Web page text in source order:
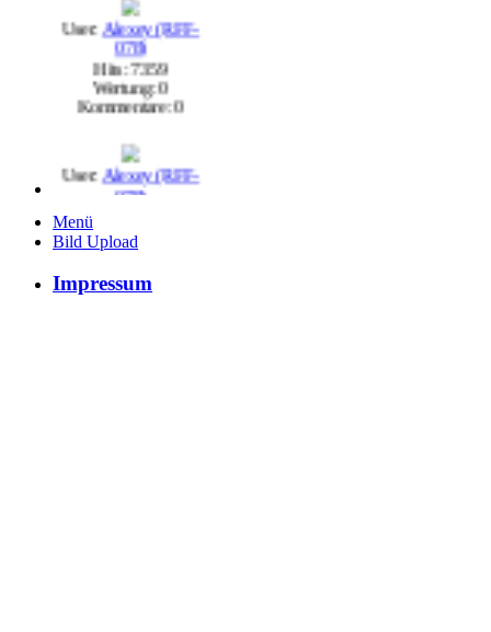
Alexey (RFF-
078)
Hits: 7359
Wertung: 0
Kommentare: 0
Alexey (RFF-
078)
Hits: 7139
Kommentare: 1
Menü
Bild Upload
Impressum